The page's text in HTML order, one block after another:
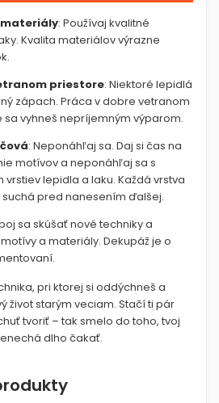
: Používaj kvalitné
Kvalita materiálov výrazne
priestore: Niektoré lepidlá
zápach. Práca v dobre vetranom
sa vyhneš nepríjemným výparom.
: Neponáhľaj sa. Daj si čas na
motívov a neponáhľaj sa s
lepidla a laku. Každá vrstva
pred nanesením ďalšej.
sa skúšať nové techniky a
a materiály. Dekupáž je o
pri ktorej si oddýchneš a
život starým veciam. Stačí ti pár
tvoriť – tak smelo do toho, tvoj
dlho čakať.